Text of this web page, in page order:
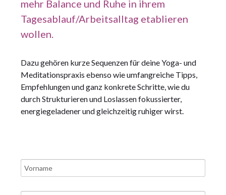
mehr Balance und Ruhe in ihrem
Tagesablauf/Arbeitsalltag etablieren
wollen.
Dazu gehören kurze Sequenzen für deine Yoga- und
Meditationspraxis ebenso wie umfangreiche Tipps,
Empfehlungen und ganz konkrete Schritte, wie du
durch Strukturieren und Loslassen fokussierter,
energiegeladener und gleichzeitig ruhiger wirst.